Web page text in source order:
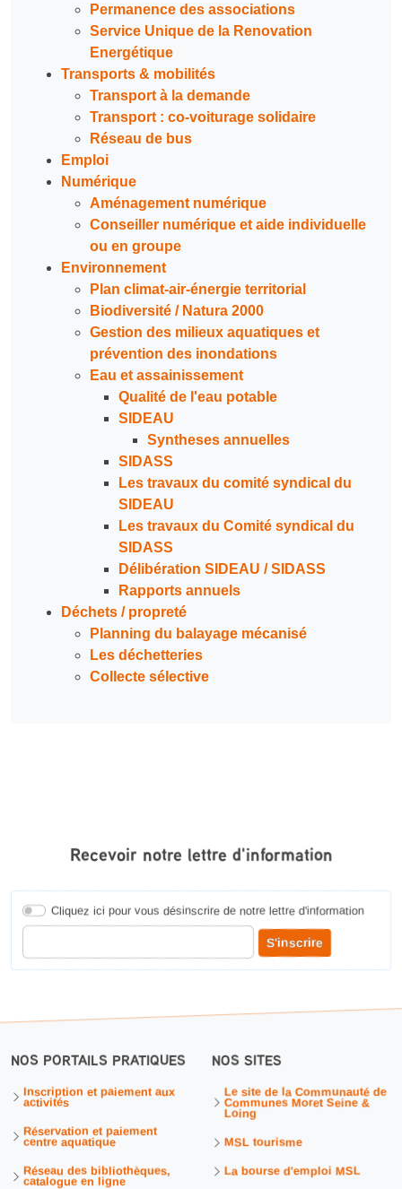
Permanence des associations
Service Unique de la Renovation
Energétique
Transports & mobilités
Transport à la demande
Transport : co-voiturage solidaire
Réseau de bus
Emploi
Numérique
Aménagement numérique
Conseiller numérique et aide individuelle
ou en groupe
Environnement
Plan climat-air-énergie territorial
Biodiversité / Natura 2000
Gestion des milieux aquatiques et
prévention des inondations
Eau et assainissement
Qualité de l'eau potable
SIDEAU
Syntheses annuelles
SIDASS
Les travaux du comité syndical du
SIDEAU
Les travaux du Comité syndical du
SIDASS
Délibération SIDEAU / SIDASS
Rapports annuels
Déchets / propreté
Planning du balayage mécanisé
Les déchetteries
Collecte sélective
Recevoir notre lettre d'information
Cliquez ici pour vous désinscrire de notre lettre d'information
Entrer votre adresse courriel pour recevoir notre lettre d'information
S'inscrire
NOS PORTAILS PRATIQUES
Inscription et paiement aux
activités
Réservation et paiement
centre aquatique
Réseau des bibliothèques,
catalogue en ligne
NOS SITES
Le site de la Communauté de
Communes Moret Seine &
Loing
MSL tourisme
La bourse d'emploi MSL